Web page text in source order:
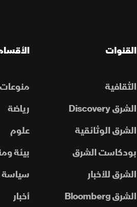
القنوات
الثقافية
الشرق Discovery
الشرق الوثائقية
بودكاست الشرق
الشرق للأخبار
الشرق Bloomberg
منوعات
رياضة
علوم
بيئة
سياسة
أخبار